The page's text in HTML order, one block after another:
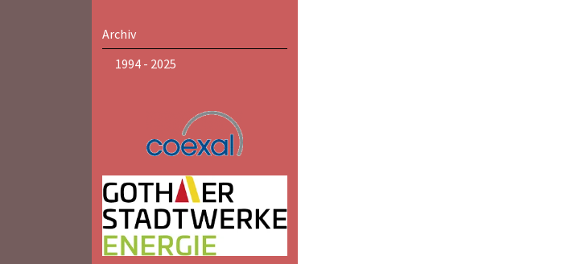
Archiv
1994 - 2025